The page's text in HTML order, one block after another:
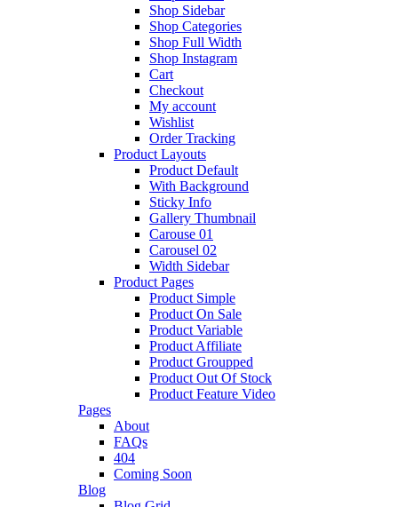
Shop Sidebar
Shop Categories
Shop Full Width
Shop Instagram
Cart
Checkout
My account
Wishlist
Order Tracking
Product Layouts
Product Default
With Background
Sticky Info
Gallery Thumbnail
Carouse 01
Carousel 02
Width Sidebar
Product Pages
Product Simple
Product On Sale
Product Variable
Product Affiliate
Product Groupped
Product Out Of Stock
Product Feature Video
Pages
About
FAQs
404
Coming Soon
Blog